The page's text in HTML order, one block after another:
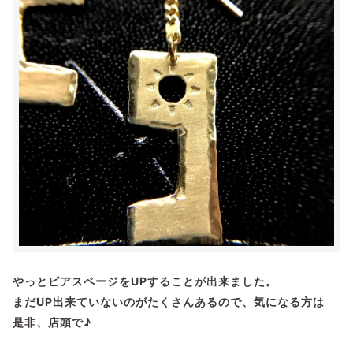
やっとピアスページをUPすることが出来ました。
まだUP出来ていないのがたくさんあるので、気になる方は
是非、店頭で♪